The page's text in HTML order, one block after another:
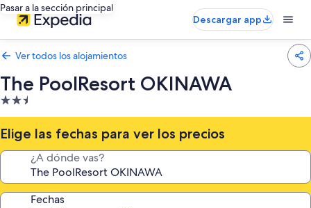
Pasar a la sección principal
Descargar app
Ver todos los alojamientos
The PoolResort OKINAWA
Alojamiento
de
2.5 estrellas
Elige las fechas para ver los precios
¿A dónde vas?
Fechas